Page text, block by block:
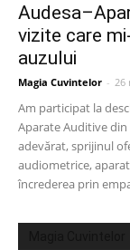
vizite care
auzului
Magia Cuvintelor - 26
Am participat la
Aparate Auditive din
adevărat, sprijinul
audiometrice,
încrederea prin